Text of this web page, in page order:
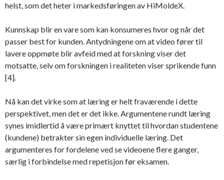
helst, som det heter i markedsføringen av HiMoldeX.
Kunnskap blir en vare som kan konsumeres hvor og når det
passer best for kunden. Antydningene om at video fører til
lavere oppmøte blir avfeid med at forskning viser det
motsatte, selv om forskningen i realiteten viser sprikende funn
[4].
Nå kan det virke som at læring er helt fraværende i dette
perspektivet, men det er det ikke. Argumentene rundt læring
synes imidlertid å være primært knyttet til hvordan studentene
(kundene) betrakter sin egen individuelle læring. Det
argumenteres for fordelene ved se videoene flere ganger,
særlig i forbindelse med repetisjon før eksamen.